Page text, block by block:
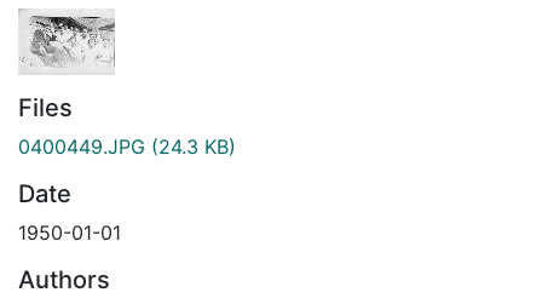
Files
0400449.JPG (24.3 KB)
Date
1950-01-01
Authors